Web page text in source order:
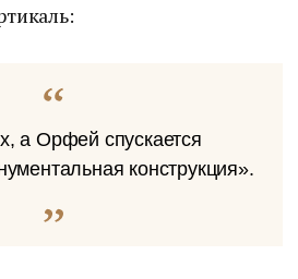
а Орфей спускается
конструкция».